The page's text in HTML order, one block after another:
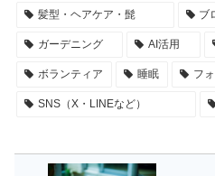
髪型・ヘアケア・髭 ブ
ガーデニング AI活用
ボランティア 睡眠 フ
SNS（X・LINEなど）